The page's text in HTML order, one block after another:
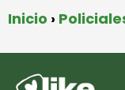
Inicio